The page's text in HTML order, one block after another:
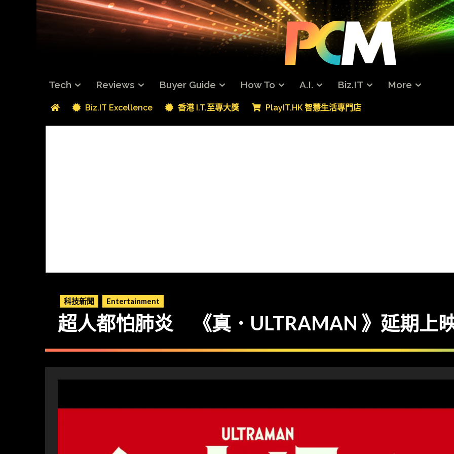
Tech Reviews Buyer Guide How To A.I. Biz.IT More
Biz.IT Excellence 香港 I.T.至專大獎 PlayIT.HK 智慧生活專門店
科技新聞 Entertainment
超人都怕肺炎 《真．ULTRAMAN 》延期上